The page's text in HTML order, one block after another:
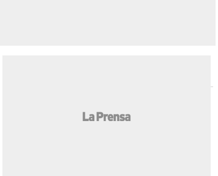
Ardiente romance entre
Bradley Cooper e Irina